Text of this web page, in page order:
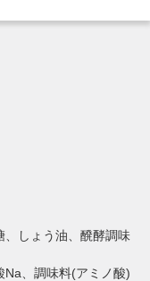
、しょう油、醗酵調味
、調味料(アミノ酸)